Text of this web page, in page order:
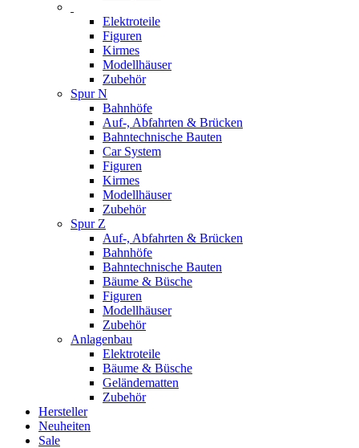
Elektroteile
Figuren
Kirmes
Modellhäuser
Zubehör
Spur N
Bahnhöfe
Auf-, Abfahrten & Brücken
Bahntechnische Bauten
Car System
Figuren
Kirmes
Modellhäuser
Zubehör
Spur Z
Auf-, Abfahrten & Brücken
Bahnhöfe
Bahntechnische Bauten
Bäume & Büsche
Figuren
Modellhäuser
Zubehör
Anlagenbau
Elektroteile
Bäume & Büsche
Geländematten
Zubehör
Hersteller
Neuheiten
Sale